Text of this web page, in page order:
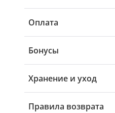
Оплата
Бонусы
Хранение и уход
Правила возврата